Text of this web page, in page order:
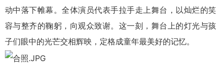
动中落下帷幕。全体演员代表手拉手走上舞台，以灿烂的笑
容与整齐的鞠躬，向观众致谢。这一刻，舞台上的灯光与孩
子们眼中的光芒交相辉映，定格成童年最美好的记忆。